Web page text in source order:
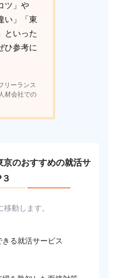
ツ」や
い」「東
といった
ひ参考に
リーランス
材会社での
のおすすめの就活サ
動します。
る就活サービス